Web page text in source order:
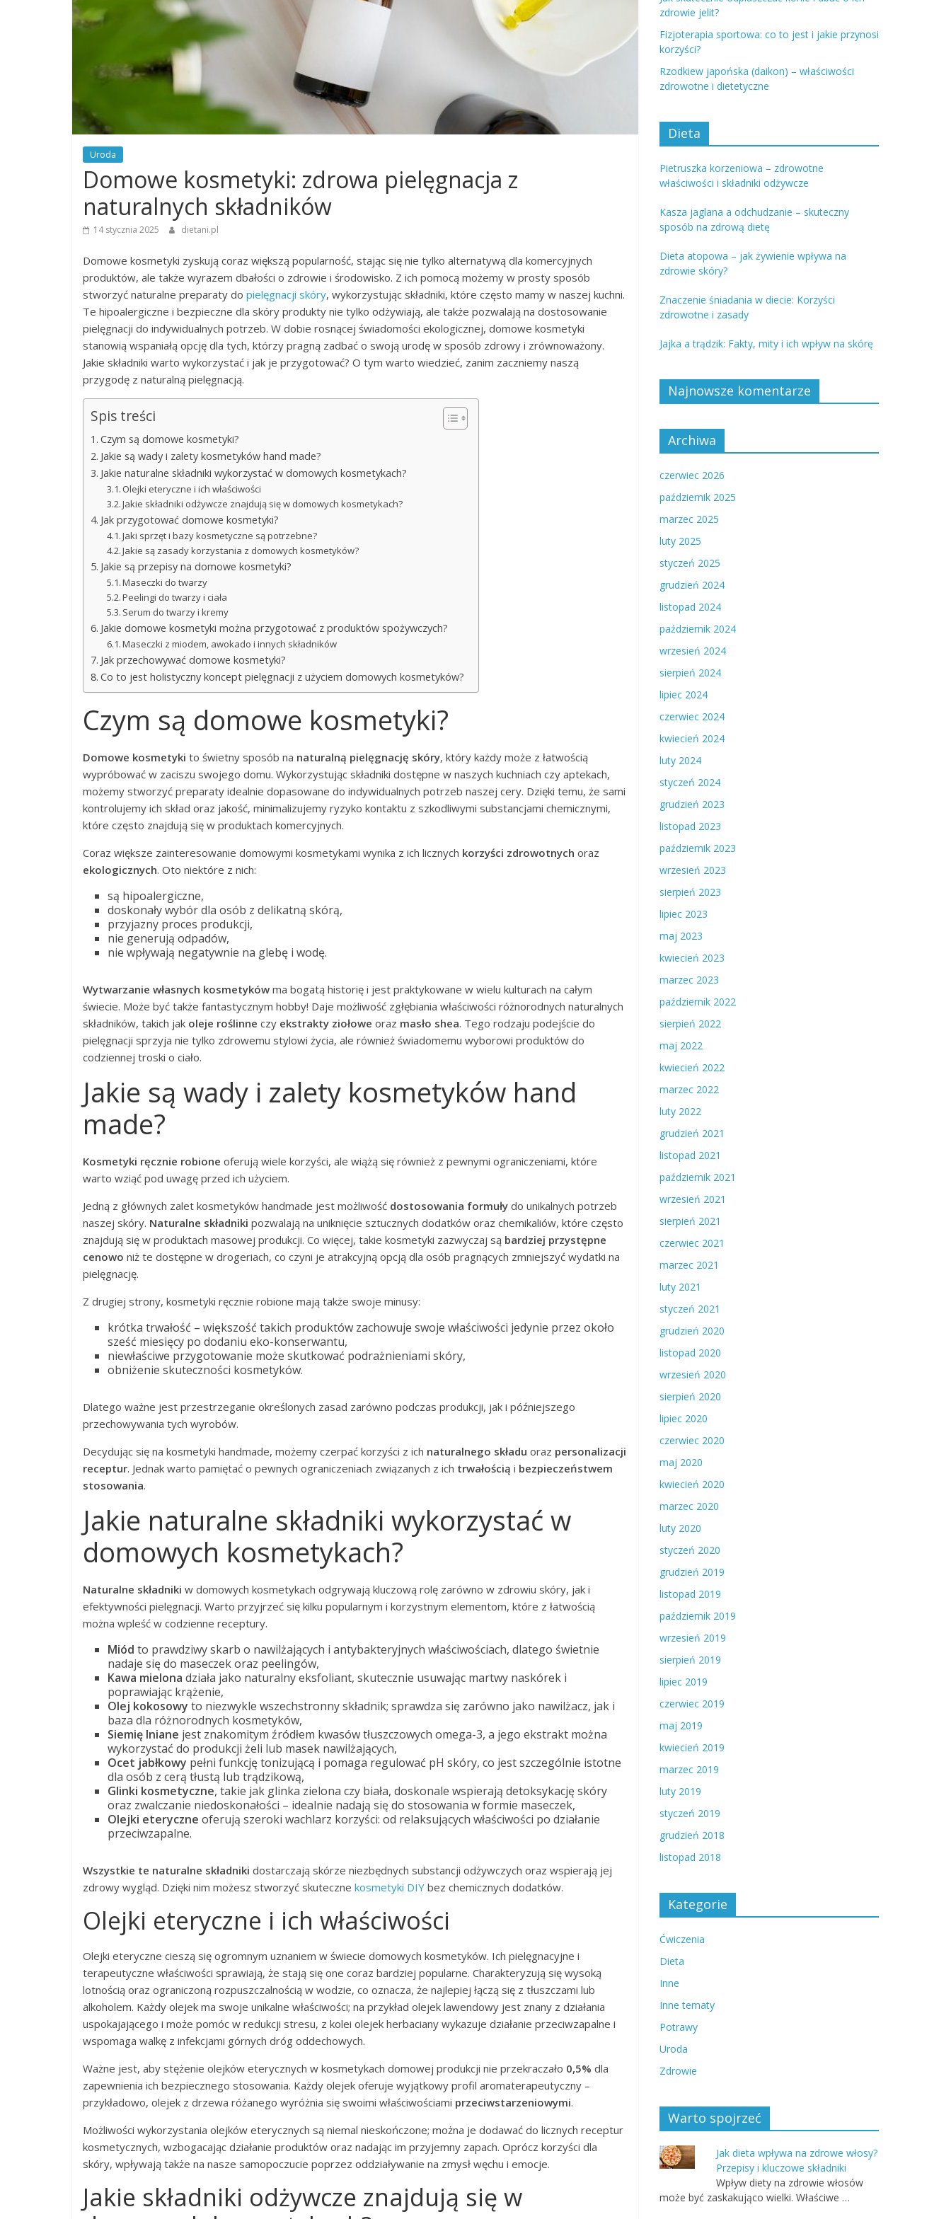
Uroda
Domowe kosmetyki: zdrowa pielęgnacja z
naturalnych składników
14 stycznia 2025 dietani.pl
Domowe kosmetyki zyskują coraz większą popularność, stając się nie tylko alternatywą dla komercyjnych
produktów, ale także wyrazem dbałości o zdrowie i środowisko. Z ich pomocą możemy w prosty sposób
stworzyć naturalne preparaty do pielęgnacji skóry, wykorzystując składniki, które często mamy w naszej kuchni.
Te hipoalergiczne i bezpieczne dla skóry produkty nie tylko odżywiają, ale także pozwalają na dostosowanie
pielęgnacji do indywidualnych potrzeb. W dobie rosnącej świadomości ekologicznej, domowe kosmetyki
stanowią wspaniałą opcję dla tych, którzy pragną zadbać o swoją urodę w sposób zdrowy i zrównoważony.
Jakie składniki warto wykorzystać i jak je przygotować? O tym warto wiedzieć, zanim zaczniemy naszą
przygodę z naturalną pielęgnacją.
Spis treści
Czym są domowe kosmetyki?
Jakie są wady i zalety kosmetyków hand made?
Jakie naturalne składniki wykorzystać w domowych kosmetykach?
Olejki eteryczne i ich właściwości
Jakie składniki odżywcze znajdują się w domowych kosmetykach?
Jak przygotować domowe kosmetyki?
Jaki sprzęt i bazy kosmetyczne są potrzebne?
Jakie są zasady korzystania z domowych kosmetyków?
Jakie są przepisy na domowe kosmetyki?
Maseczki do twarzy
Peelingi do twarzy i ciała
Serum do twarzy i kremy
Jakie domowe kosmetyki można przygotować z produktów spożywczych?
Maseczki z miodem, awokado i innych składników
Jak przechowywać domowe kosmetyki?
Co to jest holistyczny koncept pielęgnacji z użyciem domowych kosmetyków?
Czym są domowe kosmetyki?
Domowe kosmetyki to świetny sposób na naturalną pielęgnację skóry, który każdy może z łatwością
wypróbować w zaciszu swojego domu. Wykorzystując składniki dostępne w naszych kuchniach czy aptekach,
możemy stworzyć preparaty idealnie dopasowane do indywidualnych potrzeb naszej cery. Dzięki temu, że sami
kontrolujemy ich skład oraz jakość, minimalizujemy ryzyko kontaktu z szkodliwymi substancjami chemicznymi,
które często znajdują się w produktach komercyjnych.
Coraz większe zainteresowanie domowymi kosmetykami wynika z ich licznych korzyści zdrowotnych oraz
ekologicznych. Oto niektóre z nich:
są hipoalergiczne,
doskonały wybór dla osób z delikatną skórą,
przyjazny proces produkcji,
nie generują odpadów,
nie wpływają negatywnie na glebę i wodę.
Wytwarzanie własnych kosmetyków ma bogatą historię i jest praktykowane w wielu kulturach na całym
świecie. Może być także fantastycznym hobby! Daje możliwość zgłębiania właściwości różnorodnych naturalnych
składników, takich jak oleje roślinne czy ekstrakty ziołowe oraz masło shea. Tego rodzaju podejście do
pielęgnacji sprzyja nie tylko zdrowemu stylowi życia, ale również świadomemu wyborowi produktów do
codziennej troski o ciało.
Jakie są wady i zalety kosmetyków hand
made?
Kosmetyki ręcznie robione oferują wiele korzyści, ale wiążą się również z pewnymi ograniczeniami, które
warto wziąć pod uwagę przed ich użyciem.
Jedną z głównych zalet kosmetyków handmade jest możliwość dostosowania formuły do unikalnych potrzeb
naszej skóry. Naturalne składniki pozwalają na uniknięcie sztucznych dodatków oraz chemikaliów, które często
znajdują się w produktach masowej produkcji. Co więcej, takie kosmetyki zazwyczaj są bardziej przystępne
cenowo niż te dostępne w drogeriach, co czyni je atrakcyjną opcją dla osób pragnących zmniejszyć wydatki na
pielęgnację.
Z drugiej strony, kosmetyki ręcznie robione mają także swoje minusy:
krótka trwałość – większość takich produktów zachowuje swoje właściwości jedynie przez około
sześć miesięcy po dodaniu eko-konserwantu,
niewłaściwe przygotowanie może skutkować podrażnieniami skóry,
obniżenie skuteczności kosmetyków.
Dlatego ważne jest przestrzeganie określonych zasad zarówno podczas produkcji, jak i późniejszego
przechowywania tych wyrobów.
Decydując się na kosmetyki handmade, możemy czerpać korzyści z ich naturalnego składu oraz personalizacji
receptur. Jednak warto pamiętać o pewnych ograniczeniach związanych z ich trwałością i bezpieczeństwem
stosowania.
Jakie naturalne składniki wykorzystać w
domowych kosmetykach?
Naturalne składniki w domowych kosmetykach odgrywają kluczową rolę zarówno w zdrowiu skóry, jak i
efektywności pielęgnacji. Warto przyjrzeć się kilku popularnym i korzystnym elementom, które z łatwością
można wpleść w codzienne receptury.
Miód to prawdziwy skarb o nawilżających i antybakteryjnych właściwościach, dlatego świetnie
nadaje się do maseczek oraz peelingów,
Kawa mielona działa jako naturalny eksfoliant, skutecznie usuwając martwy naskórek i
poprawiając krążenie,
Olej kokosowy to niezwykle wszechstronny składnik; sprawdza się zarówno jako nawilżacz, jak i
baza dla różnorodnych kosmetyków,
Siemię lniane jest znakomitym źródłem kwasów tłuszczowych omega-3, a jego ekstrakt można
wykorzystać do produkcji żeli lub masek nawilżających,
Ocet jabłkowy pełni funkcję tonizującą i pomaga regulować pH skóry, co jest szczególnie istotne
dla osób z cerą tłustą lub trądzikową,
Glinki kosmetyczne, takie jak glinka zielona czy biała, doskonale wspierają detoksykację skóry
oraz zwalczanie niedoskonałości – idealnie nadają się do stosowania w formie maseczek,
Olejki eteryczne oferują szeroki wachlarz korzyści: od relaksujących właściwości po działanie
przeciwzapalne.
Wszystkie te naturalne składniki dostarczają skórze niezbędnych substancji odżywczych oraz wspierają jej
zdrowy wygląd. Dzięki nim możesz stworzyć skuteczne kosmetyki DIY bez chemicznych dodatków.
Olejki eteryczne i ich właściwości
Olejki eteryczne cieszą się ogromnym uznaniem w świecie domowych kosmetyków. Ich pielęgnacyjne i
terapeutyczne właściwości sprawiają, że stają się one coraz bardziej popularne. Charakteryzują się wysoką
lotnością oraz ograniczoną rozpuszczalnością w wodzie, co oznacza, że najlepiej łączą się z tłuszczami lub
alkoholem. Każdy olejek ma swoje unikalne właściwości; na przykład olejek lawendowy jest znany z działania
uspokajającego i może pomóc w redukcji stresu, z kolei olejek herbaciany wykazuje działanie przeciwzapalne i
wspomaga walkę z infekcjami górnych dróg oddechowych.
Ważne jest, aby stężenie olejków eterycznych w kosmetykach domowej produkcji nie przekraczało 0,5% dla
zapewnienia ich bezpiecznego stosowania. Każdy olejek oferuje wyjątkowy profil aromaterapeutyczny –
przykładowo, olejek z drzewa różanego wyróżnia się swoimi właściwościami przeciwstarzeniowymi.
Możliwości wykorzystania olejków eterycznych są niemal nieskończone; można je dodawać do licznych receptur
kosmetycznych, wzbogacając działanie produktów oraz nadając im przyjemny zapach. Oprócz korzyści dla
skóry, wpływają także na nasze samopoczucie poprzez oddziaływanie na zmysł węchu i emocje.
Jakie składniki odżywcze znajdują się w
zdrowie jelit?
Fizjoterapia sportowa: co to jest i jakie przynosi
korzyści?
Rzodkiew japońska (daikon) – właściwości
zdrowotne i dietetyczne
Dieta
Pietruszka korzeniowa – zdrowotne
właściwości i składniki odżywcze
Kasza jaglana a odchudzanie – skuteczny
sposób na zdrową dietę
Dieta atopowa – jak żywienie wpływa na
zdrowie skóry?
Znaczenie śniadania w diecie: Korzyści
zdrowotne i zasady
Jajka a trądzik: Fakty, mity i ich wpływ na skórę
Najnowsze komentarze
Archiwa
czerwiec 2026
październik 2025
marzec 2025
luty 2025
styczeń 2025
grudzień 2024
listopad 2024
październik 2024
wrzesień 2024
sierpień 2024
lipiec 2024
czerwiec 2024
kwiecień 2024
luty 2024
styczeń 2024
grudzień 2023
listopad 2023
październik 2023
wrzesień 2023
sierpień 2023
lipiec 2023
maj 2023
kwiecień 2023
marzec 2023
październik 2022
sierpień 2022
maj 2022
kwiecień 2022
marzec 2022
luty 2022
grudzień 2021
listopad 2021
październik 2021
wrzesień 2021
sierpień 2021
czerwiec 2021
marzec 2021
luty 2021
styczeń 2021
grudzień 2020
listopad 2020
wrzesień 2020
sierpień 2020
lipiec 2020
czerwiec 2020
maj 2020
kwiecień 2020
marzec 2020
luty 2020
styczeń 2020
grudzień 2019
listopad 2019
październik 2019
wrzesień 2019
sierpień 2019
lipiec 2019
czerwiec 2019
maj 2019
kwiecień 2019
marzec 2019
luty 2019
styczeń 2019
grudzień 2018
listopad 2018
Kategorie
Ćwiczenia
Dieta
Inne
Inne tematy
Potrawy
Uroda
Zdrowie
Warto spojrzeć
Jak dieta wpływa na zdrowe włosy?
Przepisy i kluczowe składniki
Wpływ diety na zdrowie włosów
może być zaskakująco wielki. Właściwe …